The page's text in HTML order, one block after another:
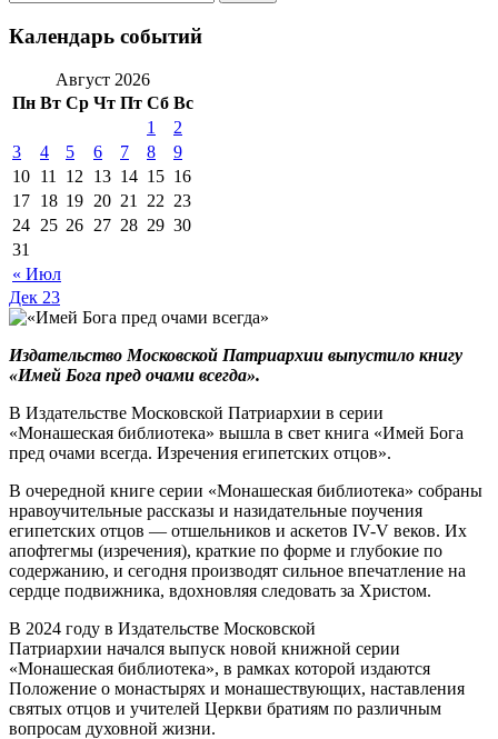
Календарь событий
Август 2026
Пн Вт Ср Чт Пт Сб Вс
« Июл
1
2
3
4 5 6 7 8
9
10 11 12 13 14 15 16
17 18 19 20 21 22 23
24 25 26 27 28 29 30
31
Дек 23
Издательство Московской Патриархии выпустило книгу
«Имей Бога пред очами всегда».
В Издательстве Московской Патриархии в серии
«Монашеская библиотека» вышла в свет книга «Имей Бога
пред очами всегда. Изречения египетских отцов».
В очередной книге серии «Монашеская библиотека» собраны
нравоучительные рассказы и назидательные поучения
египетских отцов — отшельников и аскетов IV-V веков. Их
апофтегмы (изречения), краткие по форме и глубокие по
содержанию, и сегодня производят сильное впечатление на
сердце подвижника, вдохновляя следовать за Христом.
В 2024 году в Издательстве Московской
Патриархии начался выпуск новой книжной серии
«Монашеская библиотека», в рамках которой издаются
Положение о монастырях и монашествующих, наставления
святых отцов и учителей Церкви братиям по различным
вопросам духовной жизни.